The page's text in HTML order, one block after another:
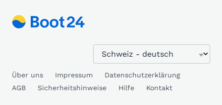
Über uns Impressum
Datenschutzerklärung
AGB
Sicherheitshinweise Hilfe Kontakt